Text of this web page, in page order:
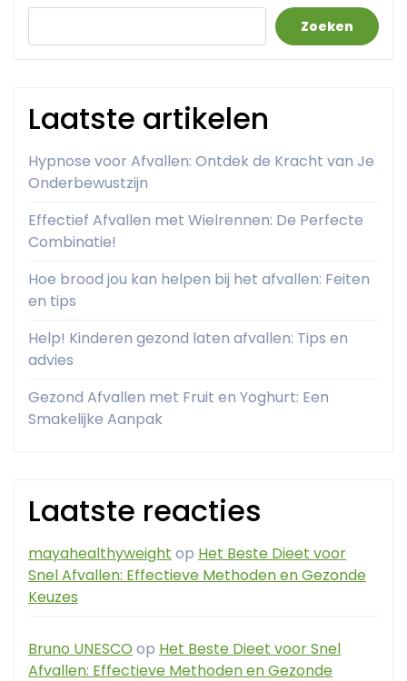
Zoeken
Laatste artikelen
Hypnose voor Afvallen: Ontdek de Kracht van Je
Onderbewustzijn
Effectief Afvallen met Wielrennen: De Perfecte
Combinatie!
Hoe brood jou kan helpen bij het afvallen: Feiten
en tips
Help! Kinderen gezond laten afvallen: Tips en
advies
Gezond Afvallen met Fruit en Yoghurt: Een
Smakelijke Aanpak
Laatste reacties
mayahealthyweight op Het Beste Dieet voor
Snel Afvallen: Effectieve Methoden en Gezonde
Keuzes
Bruno UNESCO op Het Beste Dieet voor Snel
Afvallen: Effectieve Methoden en Gezonde